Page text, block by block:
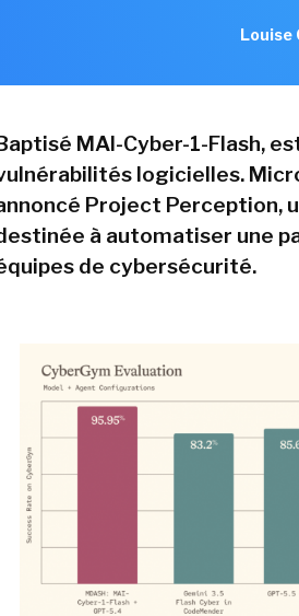
Louise
MAI-Cyber-1-Flash,
logicielles.
Project Perception,
à automatiser une
de cybersécurité.